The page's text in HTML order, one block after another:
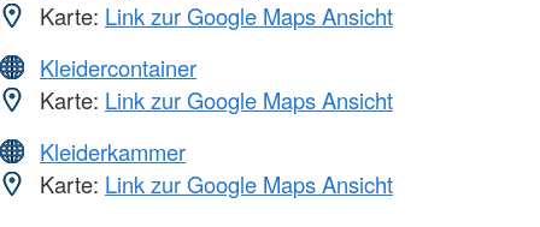
Karte: Link zur Google Maps Ansicht
Kleidercontainer
Karte: Link zur Google Maps Ansicht
Kleiderkammer
Karte: Link zur Google Maps Ansicht